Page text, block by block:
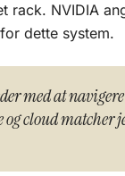
rack. NVIDIA
dette system.
med at
cloud matcher